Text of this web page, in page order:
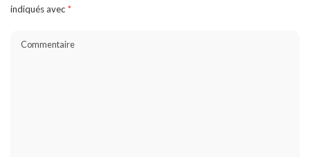
indiqués avec *